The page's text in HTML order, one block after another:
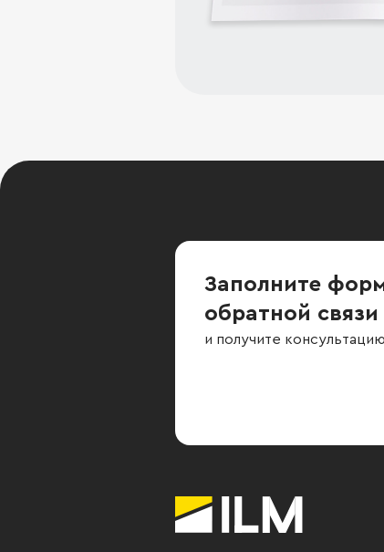
Заполните
обратной связи
и получите консультацию